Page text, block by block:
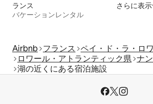
ランス
バケーションレンタル
さらに表示
Airbnb フランス ペイ・ド・ラ・ロ
ロワール・アトランティック県 ナ
湖の近くにある宿泊施設